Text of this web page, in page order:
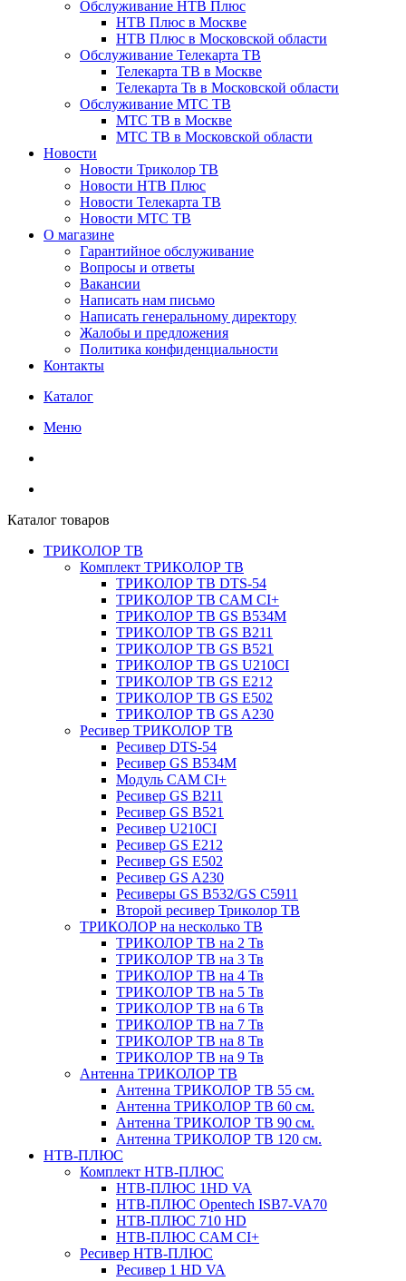
Обслуживание НТВ Плюс
НТВ Плюс в Москве
НТВ Плюс в Московской области
Обслуживание Телекарта ТВ
Телекарта ТВ в Москве
Телекарта Тв в Московской области
Обслуживание МТС ТВ
МТС ТВ в Москве
МТС ТВ в Московской области
Новости
Новости Триколор ТВ
Новости НТВ Плюс
Новости Телекарта ТВ
Новости МТС ТВ
О магазине
Гарантийное обслуживание
Вопросы и ответы
Вакансии
Написать нам письмо
Написать генеральному директору
Жалобы и предложения
Политика конфиденциальности
Контакты
Каталог
Меню
Каталог товаров
ТРИКОЛОР ТВ
Комплект ТРИКОЛОР ТВ
ТРИКОЛОР ТВ DTS-54
ТРИКОЛОР ТВ CAM CI+
ТРИКОЛОР ТВ GS B534M
ТРИКОЛОР ТВ GS B211
ТРИКОЛОР ТВ GS B521
ТРИКОЛОР ТВ GS U210CI
ТРИКОЛОР ТВ GS E212
ТРИКОЛОР ТВ GS E502
ТРИКОЛОР ТВ GS A230
Ресивер ТРИКОЛОР ТВ
Ресивер DTS-54
Ресивер GS B534M
Модуль CAM CI+
Ресивер GS B211
Ресивер GS B521
Ресивер U210CI
Ресивер GS E212
Ресивер GS E502
Ресивер GS A230
Ресиверы GS B532/GS C5911
Второй ресивер Триколор ТВ
ТРИКОЛОР на несколько ТВ
ТРИКОЛОР ТВ на 2 Тв
ТРИКОЛОР ТВ на 3 Тв
ТРИКОЛОР ТВ на 4 Тв
ТРИКОЛОР ТВ на 5 Тв
ТРИКОЛОР ТВ на 6 Тв
ТРИКОЛОР ТВ на 7 Тв
ТРИКОЛОР ТВ на 8 Тв
ТРИКОЛОР ТВ на 9 Тв
Антенна ТРИКОЛОР ТВ
Антенна ТРИКОЛОР ТВ 55 см.
Антенна ТРИКОЛОР ТВ 60 см.
Антенна ТРИКОЛОР ТВ 90 см.
Антенна ТРИКОЛОР ТВ 120 см.
НТВ-ПЛЮС
Комплект НТВ-ПЛЮС
НТВ-ПЛЮС 1HD VA
НТВ-ПЛЮС Opentech ISB7-VA70
НТВ-ПЛЮС 710 HD
НТВ-ПЛЮС CAM CI+
Ресивер НТВ-ПЛЮС
Ресивер 1 HD VA